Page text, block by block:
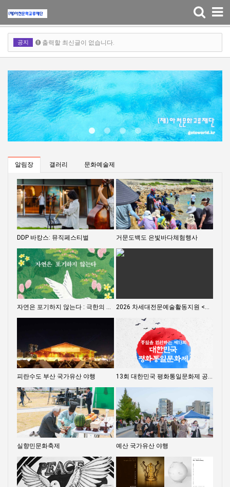
Toggle
navigation
공지
출력할 최신글이 없습니다.
출력할 최신글이 없습니다.
알림장 갤러리 문화예술제
하늘바다
DDP 바캉스: 뮤직페스티벌 하늘바다
거문도백도 은빛바다체험행사
환희 하늘바다
하늘바다
피란수도 부산 국가유산 야행 환희
환희
실향민문화축제 환희
예산 국가유산 야행